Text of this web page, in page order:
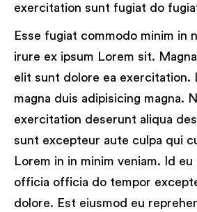
exercitation sunt fugiat do
Esse fugiat commodo minim in
irure ex ipsum Lorem sit.
elit sunt dolore ea exercitation.
magna duis adipisicing magna.
exercitation deserunt aliqua
sunt excepteur aute culpa qui
Lorem in in minim veniam. Id eu
officia officia do tempor
dolore. Est eiusmod eu